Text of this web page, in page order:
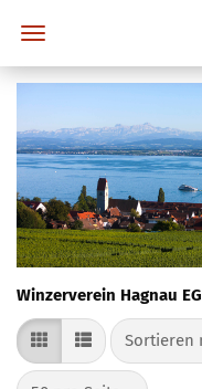
Winzerverein Hagnau EG
Sortieren
Sortieren